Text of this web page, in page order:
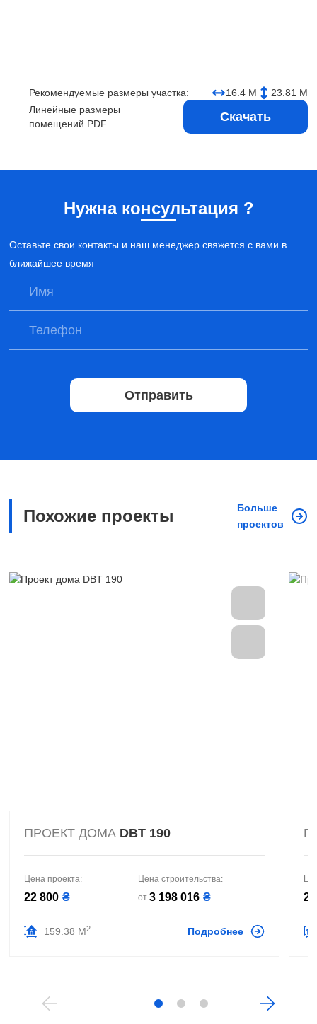
Рекомендуемые размеры участка: 16.4 М
23.81 М
Линейные размеры
помещений PDF
Скачать
Нужна консультация ?
Оставьте свои контакты и наш менеджер свяжется с вами в
ближайшее время
Отправить
Похожие проекты
Больше
проектов
ПРОЕКТ ДОМА DBT 190
Цена проекта:
22 800 ₴
Цена строительства:
от 3 198 016 ₴
159.38 М2 Подробнее